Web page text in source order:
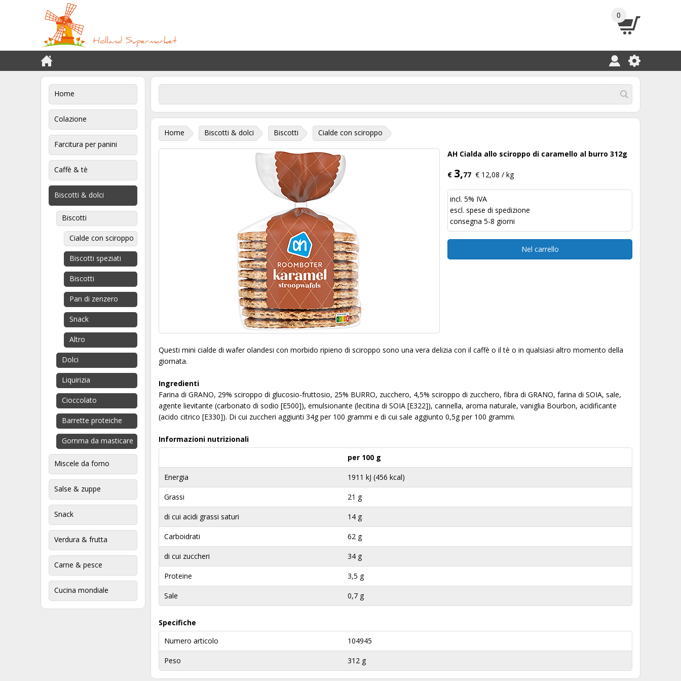
0
Home
Colazione
Farcitura per panini
Caffè & tè
Biscotti & dolci
Biscotti
Cialde con sciroppo
Biscotti speziati
Biscotti
Pan di zenzero
Snack
Altro
Dolci
Liquirizia
Cioccolato
Barrette proteiche
Gomma da masticare
Miscele da forno
Salse & zuppe
Snack
Verdura & frutta
Carne & pesce
Cucina mondiale
Home Biscotti & dolci Biscotti Cialde con sciroppo
AH Cialda allo sciroppo di caramello al burro 312g
€ 3,77 € 12,08 / kg
incl. 5% IVA
escl. spese di spedizione
consegna 5-8 giorni
Nel carrello
Questi mini cialde di wafer olandesi con morbido ripieno di sciroppo sono una vera delizia con il caffè o il tè o in qualsiasi altro momento della
giornata.
Ingredienti
Farina di GRANO, 29% sciroppo di glucosio-fruttosio, 25% BURRO, zucchero, 4,5% sciroppo di zucchero, fibra di GRANO, farina di SOIA, sale,
agente lievitante (carbonato di sodio [E500]), emulsionante (lecitina di SOIA [E322]), cannella, aroma naturale, vaniglia Bourbon, acidificante
(acido citrico [E330]). Di cui zuccheri aggiunti 34g per 100 grammi e di cui sale aggiunto 0,5g per 100 grammi.
Informazioni nutrizionali
per 100 g
Energia 1911 kJ (456 kcal)
Grassi 21 g
di cui acidi grassi saturi 14 g
Carboidrati 62 g
di cui zuccheri 34 g
Proteine 3,5 g
Sale 0,7 g
Specifiche
Numero articolo
104945
Peso 312 g